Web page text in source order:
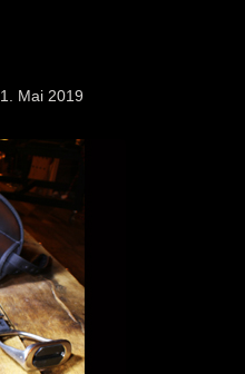
1. Mai 2019